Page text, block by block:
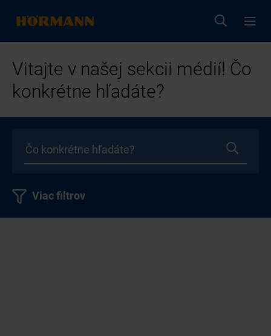
Vitajte v našej sekcii médií! Čo
konkrétne hľadáte?
Viac filtrov